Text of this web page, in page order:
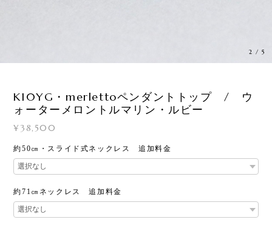
2 /5
K10YG・merlettoペンダントトップ / ウ
ォーターメロントルマリン・ルビー
¥38,500
約50㎝・スライド式ネックレス 追加料金
約71㎝ネックレス 追加料金